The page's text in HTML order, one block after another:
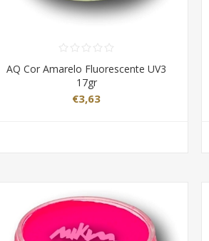
AQ Cor Amarelo Fluorescente UV3
17gr
€3,63